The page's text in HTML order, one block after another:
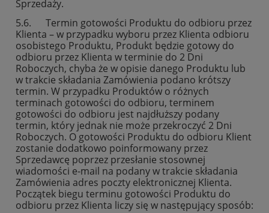
Sprzedaży.
5.6. Termin gotowości Produktu do odbioru przez
Klienta – w przypadku wyboru przez Klienta odbioru
osobistego Produktu, Produkt będzie gotowy do
odbioru przez Klienta w terminie do 2 Dni
Roboczych, chyba że w opisie danego Produktu lub
w trakcie składania Zamówienia podano krótszy
termin. W przypadku Produktów o różnych
terminach gotowości do odbioru, terminem
gotowości do odbioru jest najdłuższy podany
termin, który jednak nie może przekroczyć 2 Dni
Roboczych. O gotowości Produktu do odbioru Klient
zostanie dodatkowo poinformowany przez
Sprzedawcę poprzez przesłanie stosownej
wiadomości e-mail na podany w trakcie składania
Zamówienia adres poczty elektronicznej Klienta.
Początek biegu terminu gotowości Produktu do
odbioru przez Klienta liczy się w następujący sposób: